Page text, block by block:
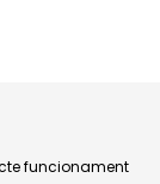
funcionament